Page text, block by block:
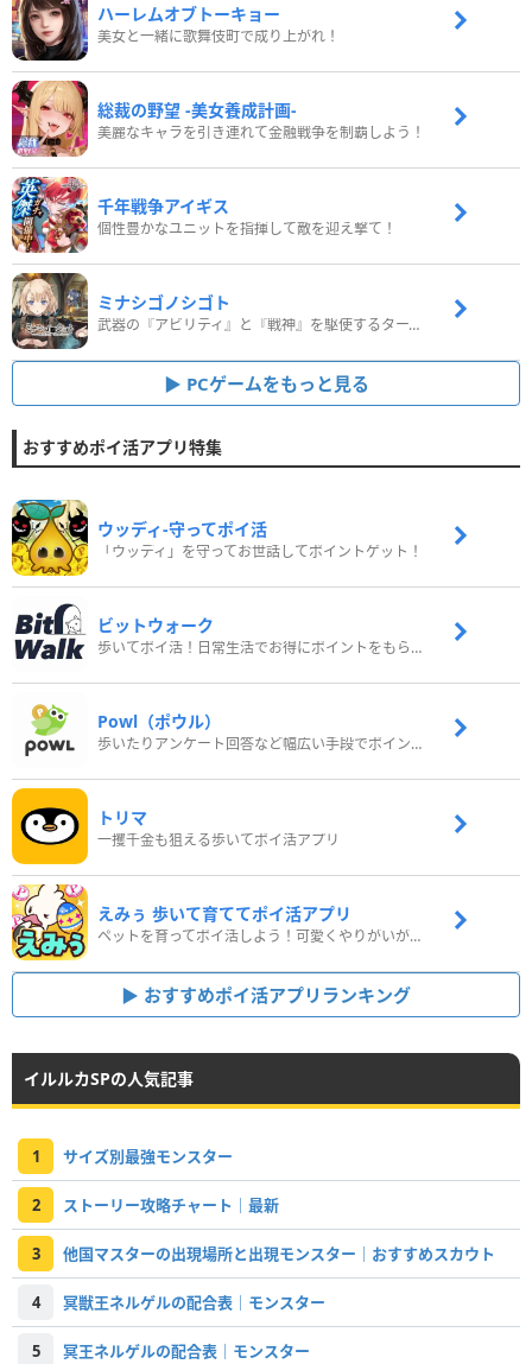
ハーレムオブトーキョー
美女と一緒に歌舞伎町で成り上がれ！
総裁の野望 -美女養成計画-
美麗なキャラを引き連れて金融戦争を制覇しよう！
千年戦争アイギス
個性豊かなユニットを指揮して敵を迎え撃て！
ミナシゴノシゴト
武器の『アビリティ』と『戦神』を駆使するターン制コマンドバトルRPG！
PCゲームをもっと見る
おすすめポイ活アプリ特集
ウッディ‐守ってポイ活
「ウッディ」を守ってお世話してポイントゲット！
ビットウォーク
歩いてポイ活！日常生活でお得にポイントをもらおう
Powl（ポウル）
歩いたりアンケート回答など幅広い手段でポイントをゲット
トリマ
一攫千金も狙える歩いてポイ活アプリ
えみぅ 歩いて育ててポイ活アプリ
ペットを育ってポイ活しよう！可愛くやりがいがある新感覚アプリ
おすすめポイ活アプリランキング
イルルカSPの人気記事
1 サイズ別最強モンスター
2 ストーリー攻略チャート｜最新
3 他国マスターの出現場所と出現モンスター｜おすすめスカウト
4 冥獣王ネルゲルの配合表｜モンスター
5 冥王ネルゲルの配合表｜モンスター